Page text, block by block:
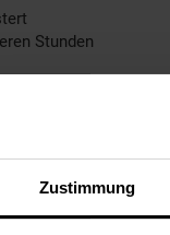
Zustimmung
Stunden